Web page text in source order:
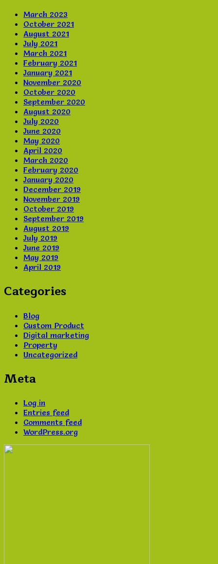
March 2023
October 2021
August 2021
July 2021
March 2021
February 2021
January 2021
November 2020
October 2020
September 2020
August 2020
July 2020
June 2020
May 2020
April 2020
March 2020
February 2020
January 2020
December 2019
November 2019
October 2019
September 2019
August 2019
July 2019
June 2019
May 2019
April 2019
Categories
Blog
Custom Product
Digital marketing
Property
Uncategorized
Meta
Log in
Entries feed
Comments feed
WordPress.org